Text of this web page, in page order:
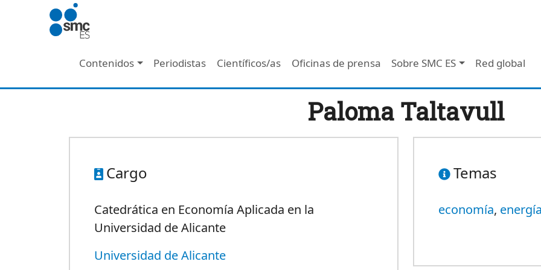
Pasar al contenido principal
Navegación principal - Header
Contenidos Periodistas Científicos/as Oficinas de prensa Sobre SMC ES Red global
Paloma Taltavull
Cargo
Catedrática en Economía Aplicada en la
Universidad de Alicante
Universidad de Alicante
Temas
economía, energía